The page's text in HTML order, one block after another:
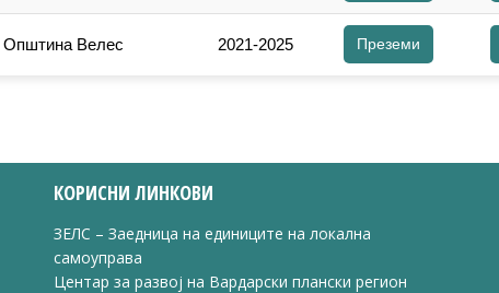
Општина Велес 2021-2025 Преземи
КОРИСНИ ЛИНКОВИ
ЗЕЛС – Заедница на единиците на локална
самоуправа
Центар за развој на Вардарски плански регион